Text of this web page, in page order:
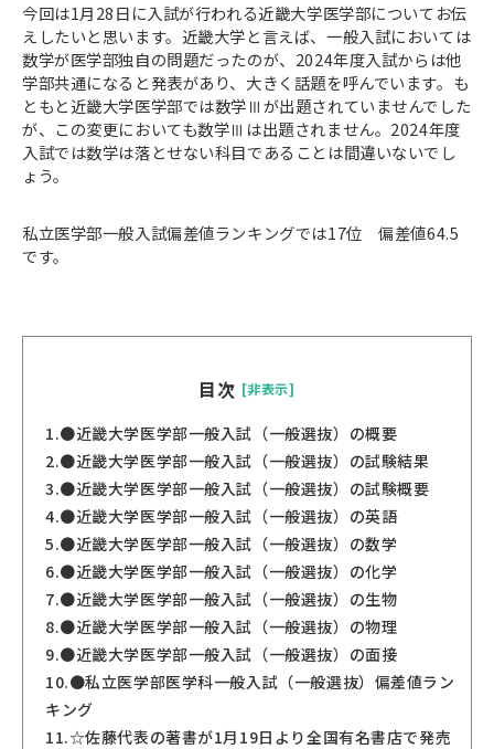
今回は1月28日に入試が行われる近畿大学医学部についてお伝
えしたいと思います。近畿大学と言えば、一般入試においては
数学が医学部独自の問題だったのが、2024年度入試からは他
学部共通になると発表があり、大きく話題を呼んでいます。も
ともと近畿大学医学部では数学Ⅲが出題されていませんでした
が、この変更においても数学Ⅲは出題されません。2024年度
入試では数学は落とせない科目であることは間違いないでし
ょう。
私立医学部一般入試偏差値ランキングでは17位 偏差値64.5
です。
目次 [非表示]
1.●近畿大学医学部一般入試（一般選抜）の概要
2.●近畿大学医学部一般入試（一般選抜）の試験結果
3.●近畿大学医学部一般入試（一般選抜）の試験概要
4.●近畿大学医学部一般入試（一般選抜）の英語
5.●近畿大学医学部一般入試（一般選抜）の数学
6.●近畿大学医学部一般入試（一般選抜）の化学
7.●近畿大学医学部一般入試（一般選抜）の生物
8.●近畿大学医学部一般入試（一般選抜）の物理
9.●近畿大学医学部一般入試（一般選抜）の面接
10.●私立医学部医学科一般入試（一般選抜）偏差値ラン
キング
11.☆佐藤代表の著書が1月19日より全国有名書店で発売